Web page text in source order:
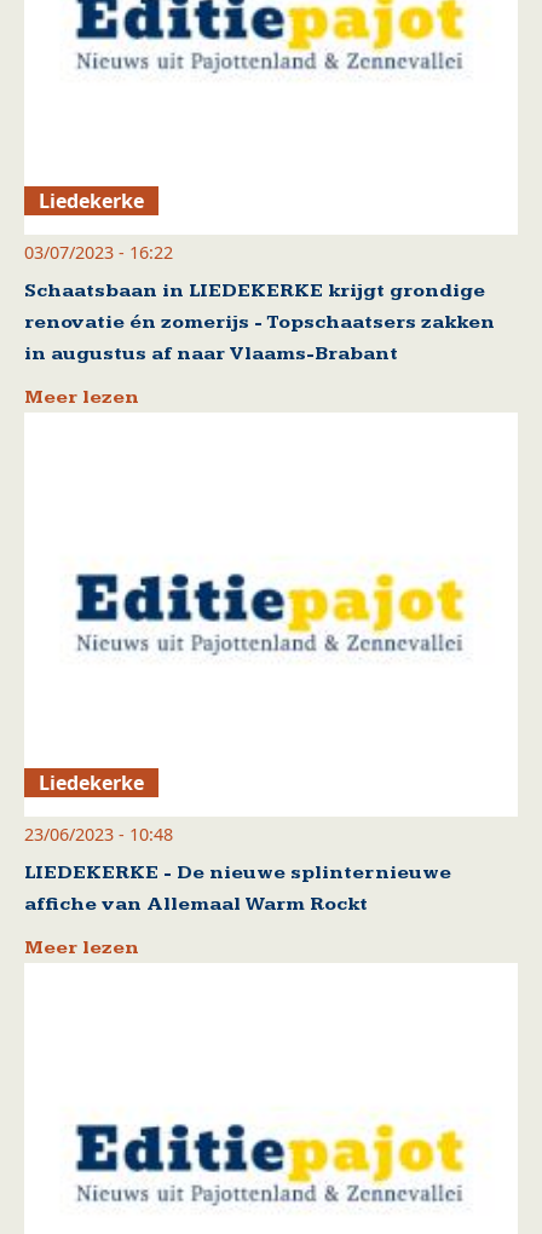
Liedekerke
03/07/2023 - 16:22
Schaatsbaan in LIEDEKERKE krijgt grondige
renovatie én zomerijs - Topschaatsers zakken
in augustus af naar Vlaams-Brabant
Meer lezen
Liedekerke
23/06/2023 - 10:48
LIEDEKERKE - De nieuwe splinternieuwe
affiche van Allemaal Warm Rockt
Meer lezen